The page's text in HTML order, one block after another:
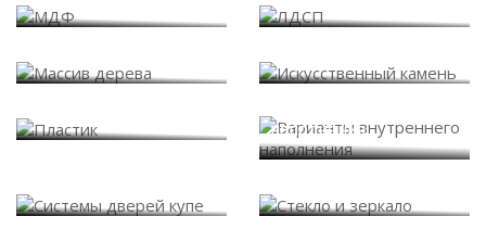
наполнения